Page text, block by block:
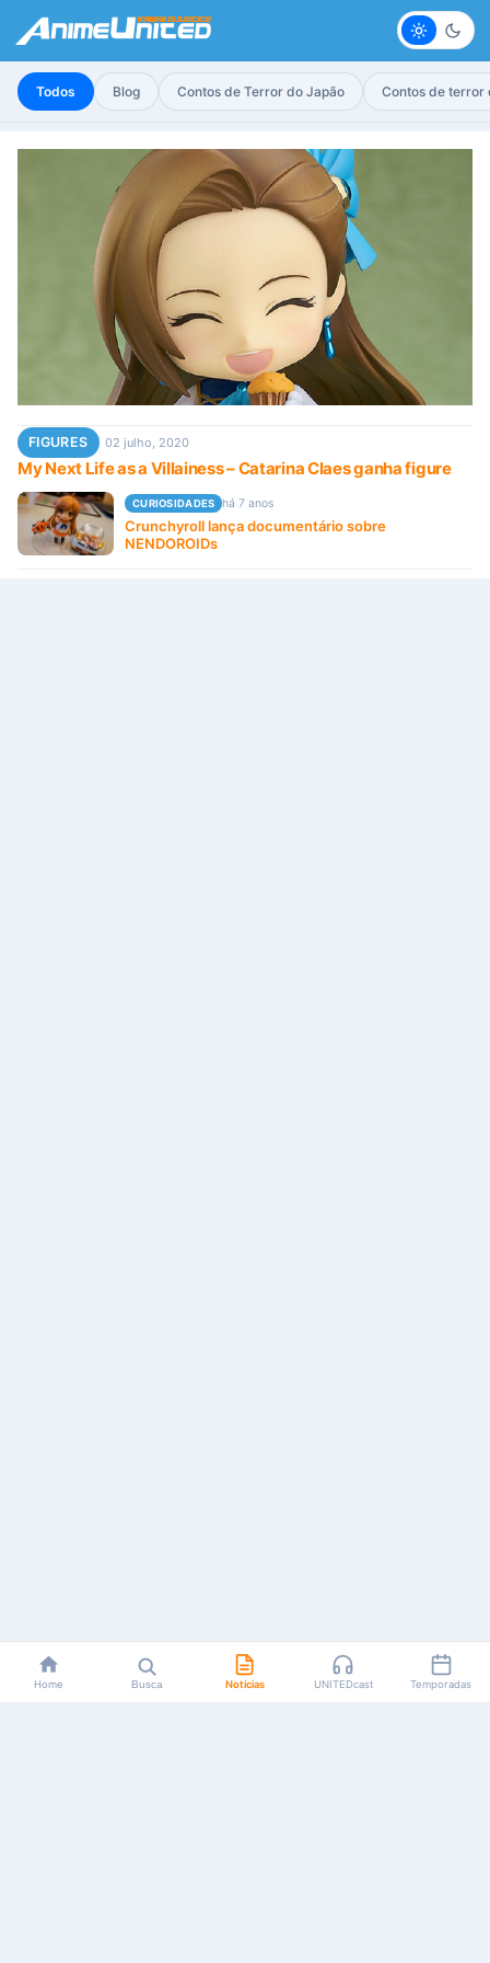
Claro
Todos Blog Contos de Terror do Japão Contos de terror
FIGURES 02 julho, 2020
My Next Life as a Villainess – Catarina Claes ganha figure
CURIOSIDADES há 7 anos
Crunchyroll lança documentário sobre
NENDOROIDs
Home Busca Notícias UNITEDcast Temporadas